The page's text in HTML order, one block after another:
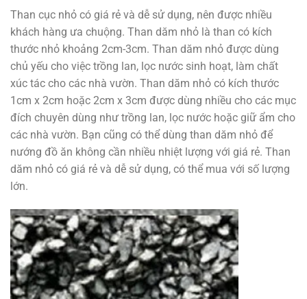
Than cục nhỏ có giá rẻ và dễ sử dụng, nên được nhiều
khách hàng ưa chuộng. Than dăm nhỏ là than có kích
thước nhỏ khoảng 2cm-3cm. Than dăm nhỏ được dùng
chủ yếu cho việc trồng lan, lọc nước sinh hoạt, làm chất
xúc tác cho các nhà vườn. Than dăm nhỏ có kích thước
1cm x 2cm hoặc 2cm x 3cm được dùng nhiều cho các mục
đích chuyên dùng như trồng lan, lọc nước hoặc giữ ẩm cho
các nhà vườn. Bạn cũng có thể dùng than dăm nhỏ để
nướng đồ ăn không cần nhiều nhiệt lượng với giá rẻ. Than
dăm nhỏ có giá rẻ và dễ sử dụng, có thể mua với số lượng
lớn.